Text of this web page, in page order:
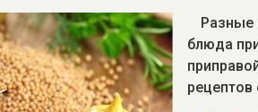
Разные
блюда
рецептов